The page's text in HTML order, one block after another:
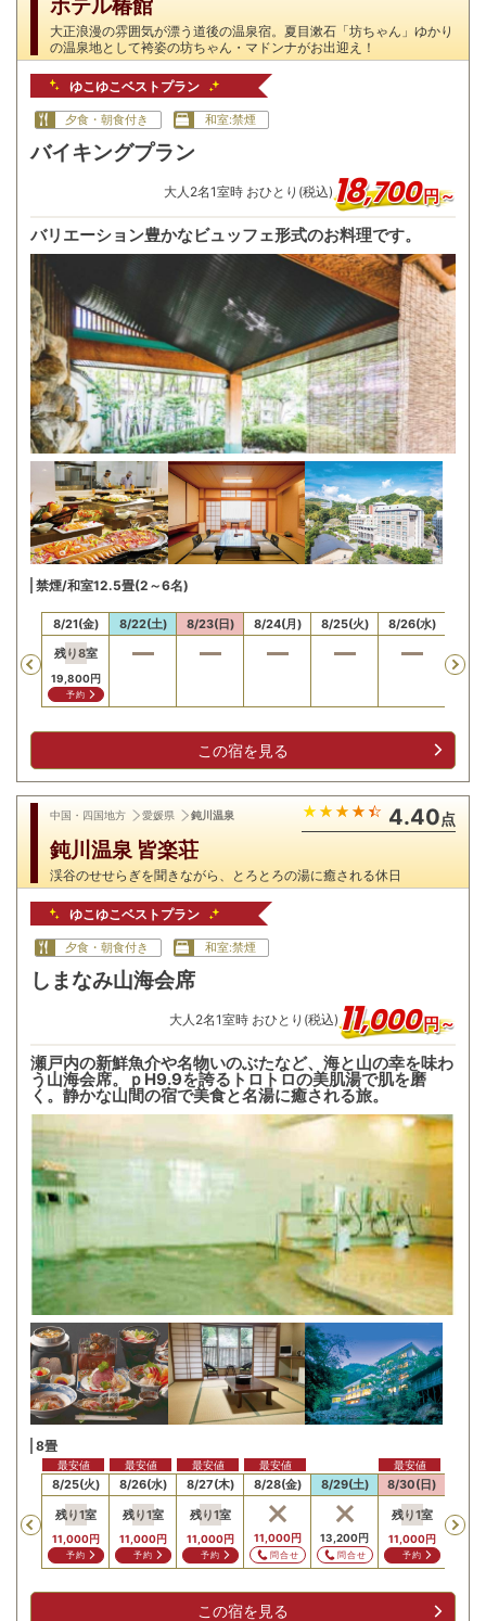
大正浪漫の雰囲気が漂う道後の温泉宿。夏目漱石「坊ちゃん」ゆかり
の温泉地として袴姿の坊ちゃん・マドンナがお出迎え！
ゆこゆこベストプラン
夕食・朝食付き 和室:禁煙
バイキングプラン
大人 2名1室時 おひとり(税込)18,700円～
バリエーション豊かなビュッフェ形式のお料理です。
禁煙/和室12.5畳(2～6名)
Previous
8/21(金)
残り8室
19,800円
予約
8/22(土) 8/23(日) 8/24(月) 8/25(火) 8/26(水)
この宿を見る
中国・四国地方 愛媛県 鈍川温泉 4.40点
鈍川温泉 皆楽荘
渓谷のせせらぎを聞きながら、とろとろの湯に癒される休日
ゆこゆこベストプラン
夕食・朝食付き 和室:禁煙
しまなみ山海会席
大人 2名1室時 おひとり(税込)11,000円～
瀬戸内の新鮮魚介や名物いのぶたなど、海と山の幸を味わ
う山海会席。ｐH9.9を誇るトロトロの美肌湯で肌を磨
く。静かな山間の宿で美食と名湯に癒される旅。
8畳
Previous
円
8/25(火)
残り1室
11,000円
予約
最安値
8/26(水)
残り1室
11,000円
予約
最安値
8/27(木)
残り1室
11,000円
予約
最安値
8/28(金)
11,000円
問合せ
最安値
8/29(土)
13,200円
問合せ
8/30(日)
残り1室
11,000円
予約
最安値
この宿を見る